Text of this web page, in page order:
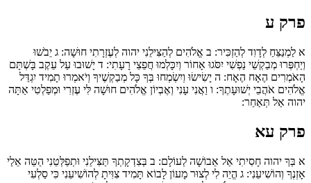
פרק ע
א לַמְנַצֵּחַ לְדָוִד לְהַזְכִּיר: ב אֱלֹהִים לְהַצִּילֵנִי יהוה לְעֶזְרָתִי חוּשָׁה: ג יֵבֹשׁוּ
וְיַחְפְּרוּ מְבַקְשֵׁי נַפְשִׁי יִסֹּגוּ אָחוֹר וְיִכָּלְמוּ חֲפֵצֵי רָעָתִי: ד יָשׁוּבוּ עַל עֵקֶב בָּשְׁתָּם
הָאֹמְרִים הֶאָח הֶאָח: ה יָשִׂישׂוּ וְיִשְׂמְחוּ בְּךָ כָּל מְבַקְשֶׁיךָ וְיֹאמְרוּ תָמִיד יִגְדַּל
אֱלֹהִים אֹהֲבֵי יְשׁוּעָתֶךָ: ו וַאֲנִי עָנִי וְאֶבְיוֹן אֱלֹהִים חוּשָׁה לִּי עֶזְרִי וּמְפַלְטִי אַתָּה
יהוה אַל תְּאַחַר:
פרק עא
א בְּךָ יהוה חָסִיתִי אַל אֵבוֹשָׁה לְעוֹלָם: ב בְּצִדְקָתְךָ תַּצִּילֵנִי וּתְפַלְּטֵנִי הַטֵּה אֵלַי
אָזְנְךָ וְהוֹשִׁיעֵנִי: ג הֱיֵה לִי לְצוּר מָעוֹן לָבוֹא תָּמִיד צִוִּיתָ לְהוֹשִׁיעֵנִי כִּי סַלְעִי